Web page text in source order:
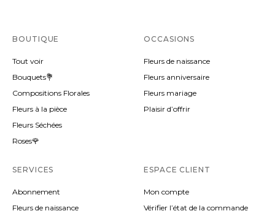
BOUTIQUE
Tout voir
Bouquets💐
Compositions Florales
Fleurs à la pièce
Fleurs Séchées
Roses🌹
OCCASIONS
Fleurs de naissance
Fleurs anniversaire
Fleurs mariage
Plaisir d’offrir
SERVICES
Abonnement
Fleurs de naissance
ESPACE CLIENT
Mon compte
Vérifier l’état de la commande